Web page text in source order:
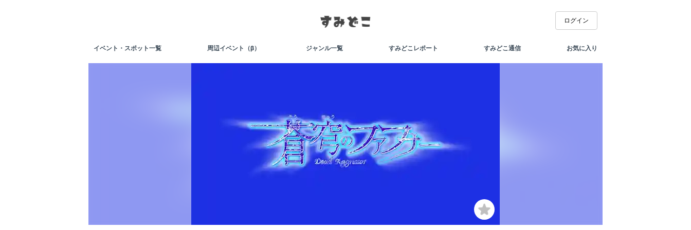
ログイン
イベント・スポット一覧 周辺イベント（β） ジャンル一覧 すみどこレポート すみどこ通信 お気に入り